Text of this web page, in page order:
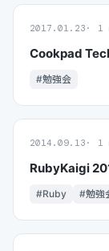
2017.01.23 1
Cookpad
#勉強会
2014.09.13 1
RubyKaigi
#Ruby #勉強